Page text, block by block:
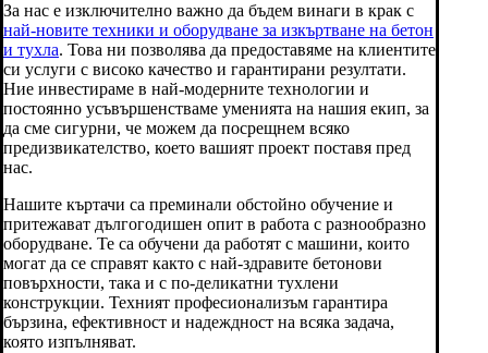
За нас е изключително важно да бъдем винаги в крак с
най-новите техники и оборудване за изкъртване на бетон
и тухла. Това ни позволява да предоставяме на клиентите
си услуги с високо качество и гарантирани резултати.
Ние инвестираме в най-модерните технологии и
постоянно усъвършенстваме уменията на нашия екип, за
да сме сигурни, че можем да посрещнем всяко
предизвикателство, което вашият проект поставя пред
нас.
Нашите къртачи са преминали обстойно обучение и
притежават дългогодишен опит в работа с разнообразно
оборудване. Те са обучени да работят с машини, които
могат да се справят както с най-здравите бетонови
повърхности, така и с по-деликатни тухлени
конструкции. Техният професионализъм гарантира
бързина, ефективност и надеждност на всяка задача,
която изпълняват.